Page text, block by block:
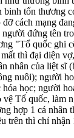
binh tổn thương
cách mạng
đứng tên
"Tổ quốc ghi
thì đại diện
nhân của liệt sĩ
nuôi); người
học; người
vệ Tổ quốc, làm
hợp 1 cá nhân
trên thì chỉ nhận